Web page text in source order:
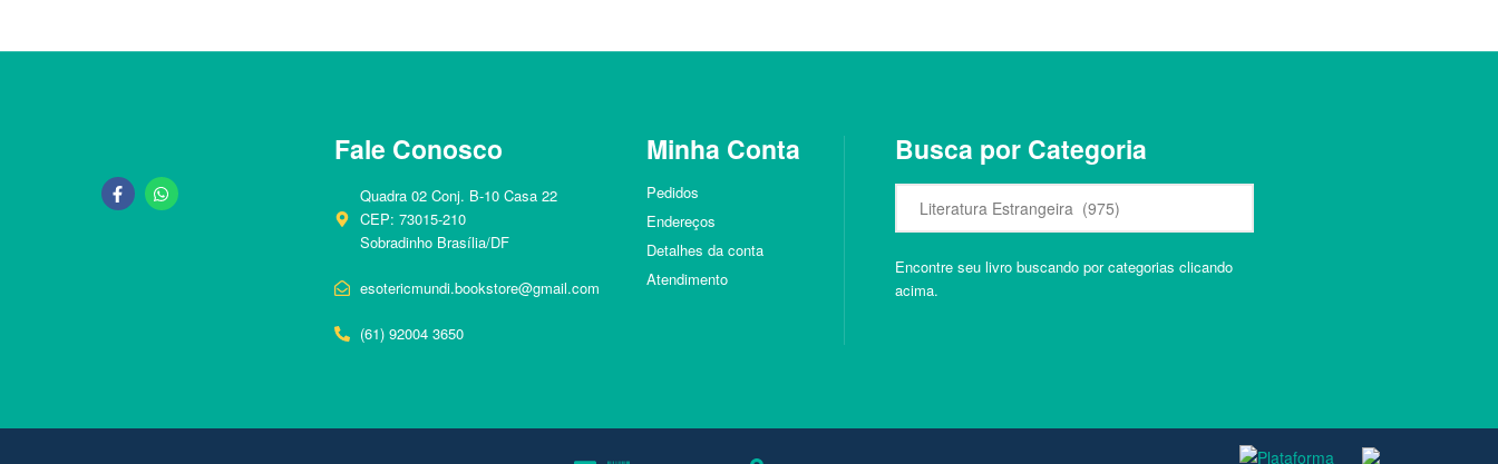
Fale Conosco
Quadra 02 Conj. B-10 Casa 22
CEP: 73015-210
Sobradinho Brasília/DF
esotericmundi.bookstore@gmail.com
(61) 92004 3650
Minha Conta
Pedidos
Endereços
Detalhes da conta
Atendimento
Busca por Categoria
Encontre seu livro buscando por categorias clicando
acima.